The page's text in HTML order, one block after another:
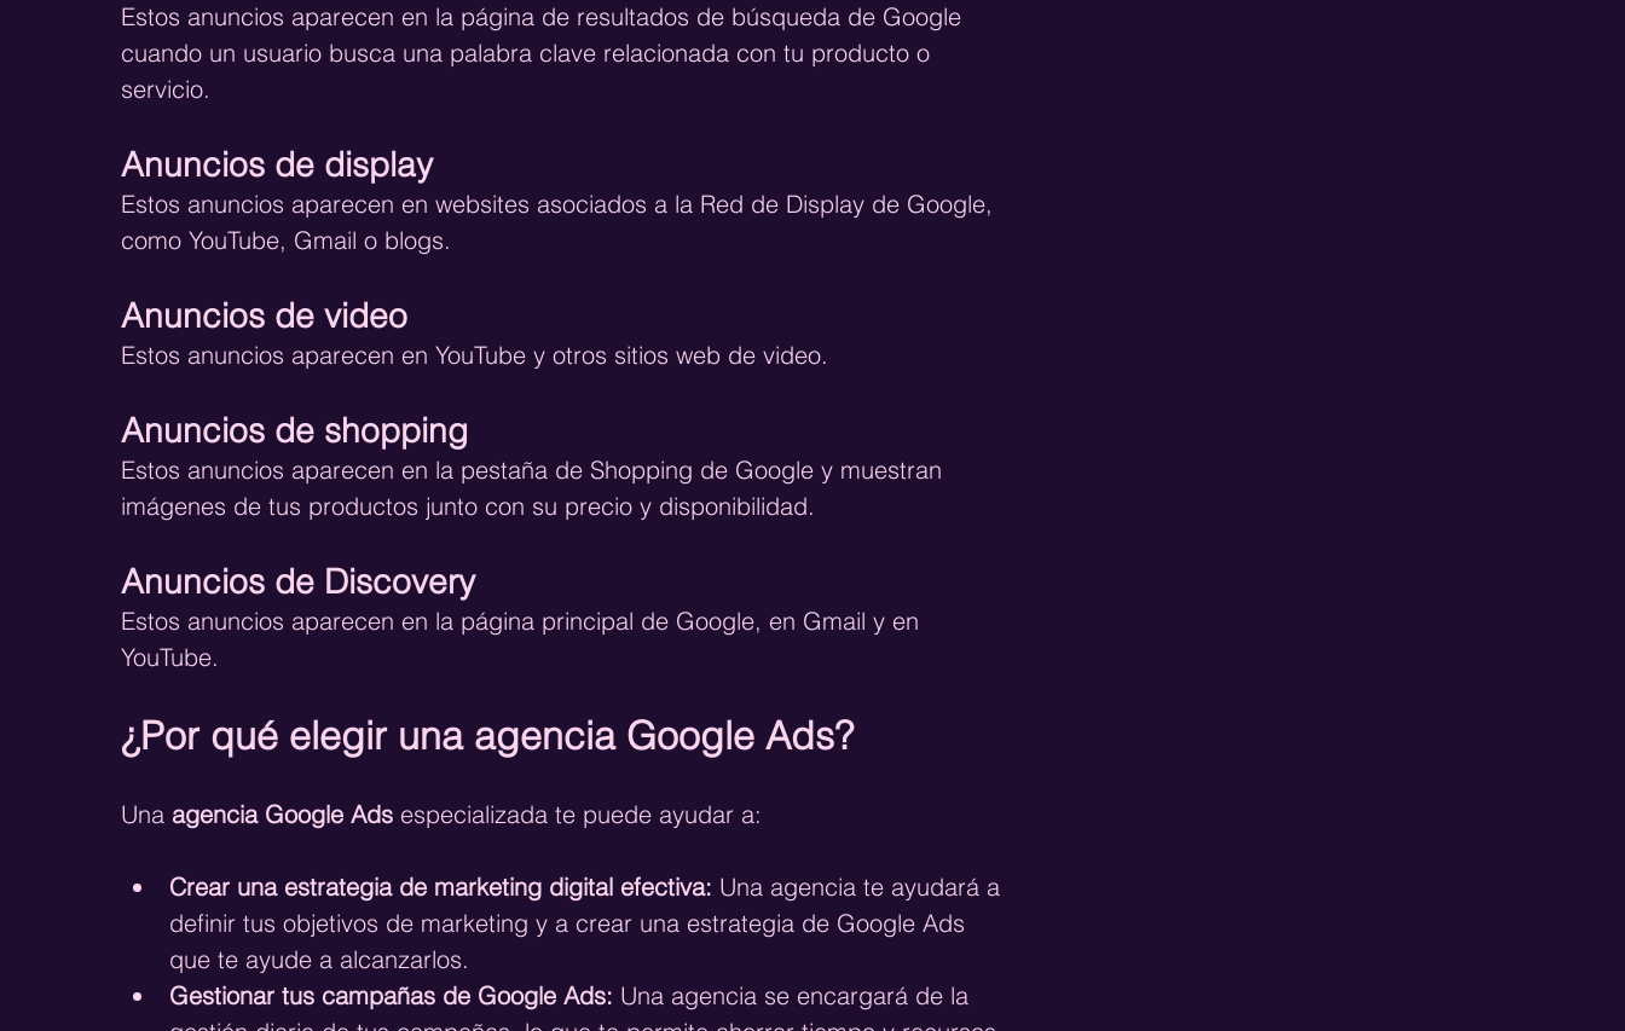
Estos anuncios aparecen en la página de resultados de búsqueda de Google
cuando un usuario busca una palabra clave relacionada con tu producto o
servicio.
Anuncios de display
Estos anuncios aparecen en websites asociados a la Red de Display de Google,
como YouTube, Gmail o blogs.
Anuncios de video
Estos anuncios aparecen en YouTube y otros sitios web de video.
Anuncios de shopping
Estos anuncios aparecen en la pestaña de Shopping de Google y muestran
imágenes de tus productos junto con su precio y disponibilidad.
Anuncios de Discovery
Estos anuncios aparecen en la página principal de Google, en Gmail y en
YouTube.
¿Por qué elegir una agencia Google Ads?
Una agencia Google Ads especializada te puede ayudar a:
Crear una estrategia de marketing digital efectiva: Una agencia te ayudará a
definir tus objetivos de marketing y a crear una estrategia de Google Ads
que te ayude a alcanzarlos.
Gestionar tus campañas de Google Ads: Una agencia se encargará de la